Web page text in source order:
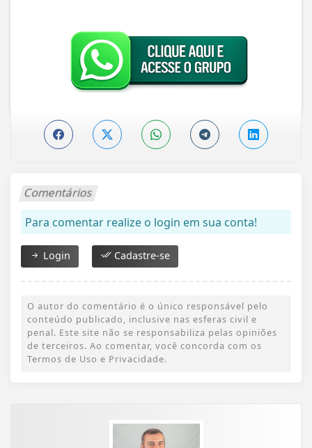
Comentários
Para comentar realize o login em sua conta!
Login Cadastre-se
O autor do comentário é o único responsável pelo
conteúdo publicado, inclusive nas esferas civil e
penal. Este site não se responsabiliza pelas opiniões
de terceiros. Ao comentar, você concorda com os
Termos de Uso e Privacidade.